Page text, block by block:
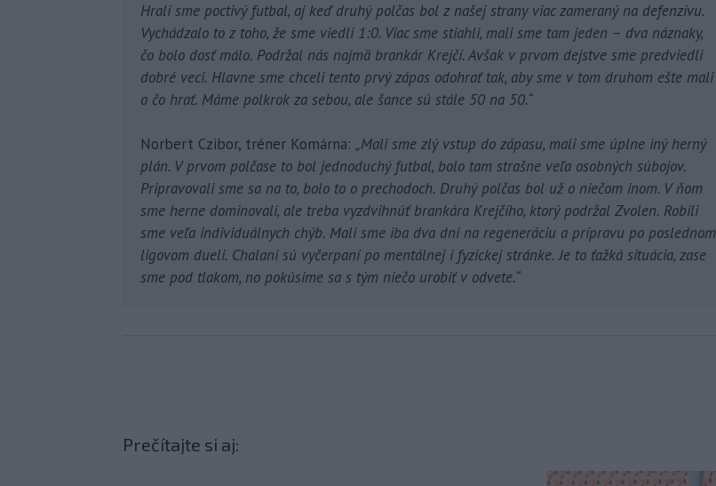
Hrali sme poctivý futbal, aj keď druhý polčas bol z našej strany viac zameraný na defenzívu.
Vychádzalo to z toho, že sme viedli 1:0. Viac sme stiahli, mali sme tam jeden – dva náznaky,
čo bolo dosť málo. Podržal nás najmä brankár Krejčí. Avšak v prvom dejstve sme predviedli
dobré veci. Hlavne sme chceli tento prvý zápas odohrať tak, aby sme v tom druhom ešte mali
o čo hrať. Máme polkrok za sebou, ale šance sú stále 50 na 50.“
Norbert Czibor, tréner Komárna: „Mali sme zlý vstup do zápasu, mali sme úplne iný herný
plán. V prvom polčase to bol jednoduchý futbal, bolo tam strašne veľa osobných súbojov.
Pripravovali sme sa na to, bolo to o prechodoch. Druhý polčas bol už o niečom inom. V ňom
sme herne dominovali, ale treba vyzdvihnúť brankára Krejčího, ktorý podržal Zvolen. Robili
sme veľa individuálnych chýb. Mali sme iba dva dni na regeneráciu a prípravu po poslednom
ligovom dueli. Chalani sú vyčerpaní po mentálnej i fyzickej stránke. Je to ťažká situácia, zase
sme pod tlakom, no pokúsime sa s tým niečo urobiť v odvete.“
Prečítajte si aj: